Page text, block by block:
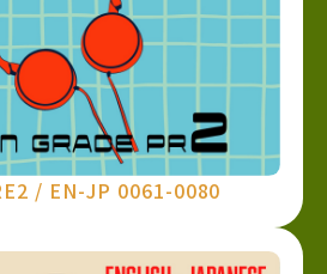
/ EN-JP 0061-0080